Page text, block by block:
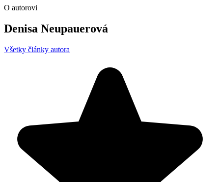
O autorovi
Denisa Neupauerová
Všetky články autora